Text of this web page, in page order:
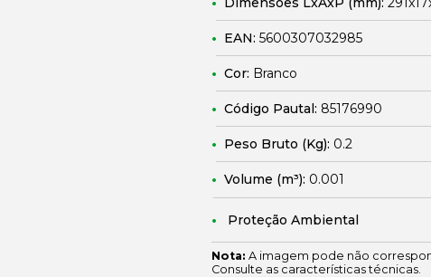
EAN: 5600307032985
Cor: Branco
Código Pautal: 85176990
Peso Bruto (Kg): 0.2
Volume (m³): 0.001
Proteção Ambiental
Nota: A imagem pode não
Consulte as características técnicas.